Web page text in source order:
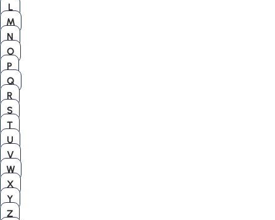
L
M
N
O
P
Q
R
S
T
U
V
W
X
Y
Z